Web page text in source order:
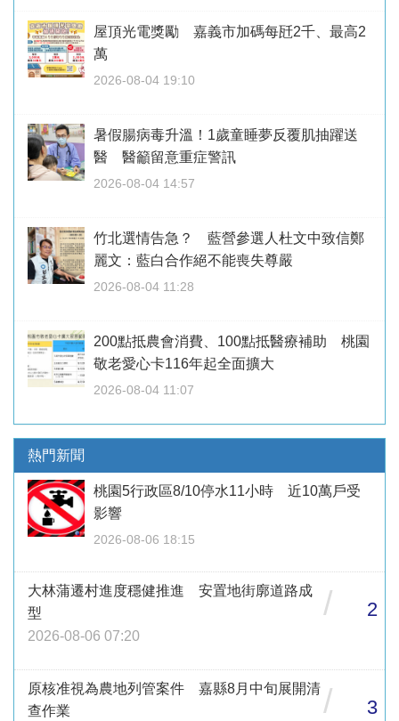
屋頂光電獎勵 嘉義市加碼每瓩2千、最高2
萬
2026-08-04 19:10
暑假腸病毒升溫！1歲童睡夢反覆肌抽躍送
醫 醫籲留意重症警訊
2026-08-04 14:57
竹北選情告急？ 藍營參選人杜文中致信鄭
麗文：藍白合作絕不能喪失尊嚴
2026-08-04 11:28
200點抵農會消費、100點抵醫療補助 桃園
敬老愛心卡116年起全面擴大
2026-08-04 11:07
熱門新聞
桃園5行政區8/10停水11小時 近10萬戶受
影響
2026-08-06 18:15
大林蒲遷村進度穩健推進 安置地街廓道路成
型
2026-08-06 07:20
/ 2
原核准視為農地列管案件 嘉縣8月中旬展開清
查作業
/ 3